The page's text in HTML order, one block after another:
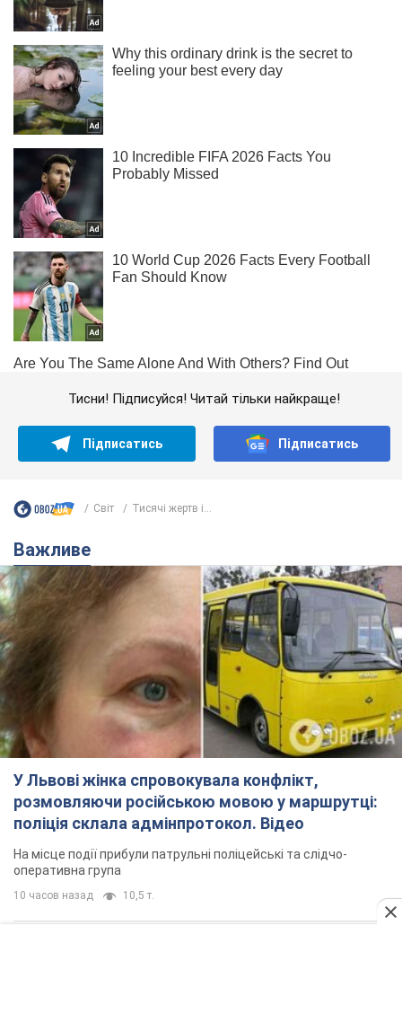
Тисни! Підписуйся! Читай тільки найкраще!
Підписатись Підписатись
Світ Тисячі жертв і...
Важливе
У Львові жінка спровокувала конфлікт,
розмовляючи російською мовою у маршрутці:
поліція склала адмінпротокол. Відео
На місце події прибули патрульні поліцейські та слідчо-
оперативна група
10 часов назад 10,5 т.